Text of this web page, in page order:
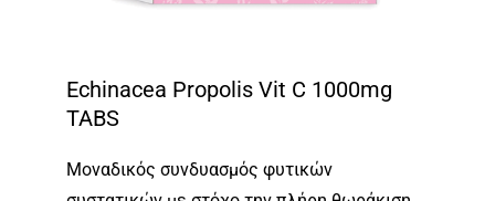
Echinacea Propolis Vit C 1000mg
TABS
Μοναδικός συνδυασμός φυτικών